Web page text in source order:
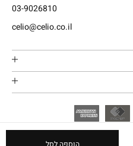
03-9026810
celio@celio.co.il